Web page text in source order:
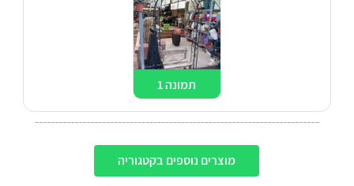
תמונה 1
מוצרים נוספים בקטגוריה